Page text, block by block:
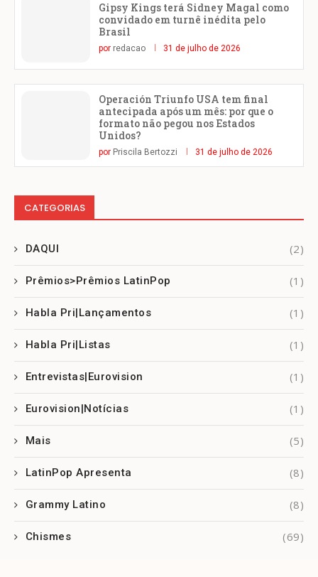
Gipsy Kings terá Sidney Magal como
convidado em turnê inédita pelo
Brasil
por redacao 31 de julho de 2026
Operación Triunfo USA tem final
antecipada após um mês: por que o
formato não pegou nos Estados
Unidos?
por Priscila Bertozzi 31 de julho de 2026
CATEGORIAS
DAQUI (2)
Prêmios>Prêmios LatinPop (1)
Habla Pri|Lançamentos (1)
Habla Pri|Listas (1)
Entrevistas|Eurovision (1)
Eurovision|Notícias (1)
Mais (5)
LatinPop Apresenta (8)
Grammy Latino (8)
Chismes (69)